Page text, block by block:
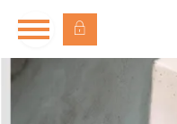
Ga naar Hoofd